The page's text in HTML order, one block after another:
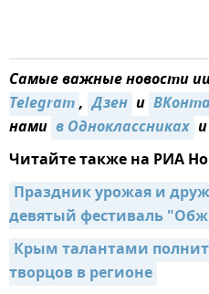
Самые важные новости
Telegram, Дзен и
нами в Одноклассниках и
Читайте также на РИА
Праздник урожая и
девятый фестиваль
Крым талантами
творцов в регионе